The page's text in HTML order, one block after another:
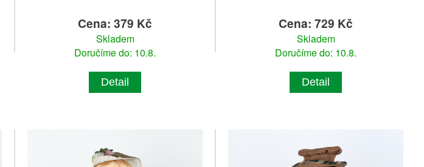
Cena: 379 Kč
Skladem
Doručíme do: 10.8.
Detail
Cena: 729 Kč
Skladem
Doručíme do: 10.8.
Detail